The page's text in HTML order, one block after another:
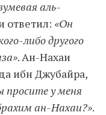
аль-
«Он
либо другого
. Ан-Нахаи
ибн Джубайра,
просите у меня
ан-Нахаи?».